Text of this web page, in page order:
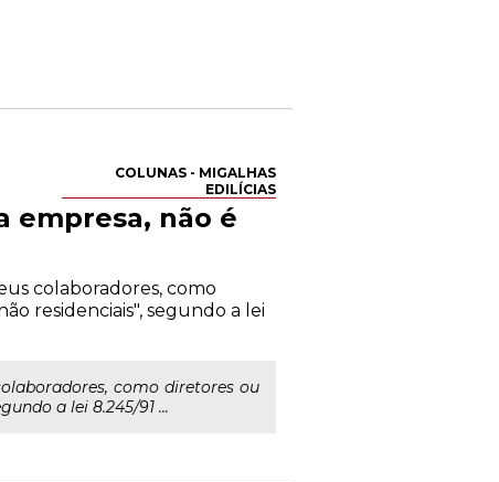
COLUNAS - MIGALHAS
EDILÍCIAS
empresa, não é
colaboradores, como
residenciais", segundo a lei
como diretores ou
a lei 8.245/91 ...